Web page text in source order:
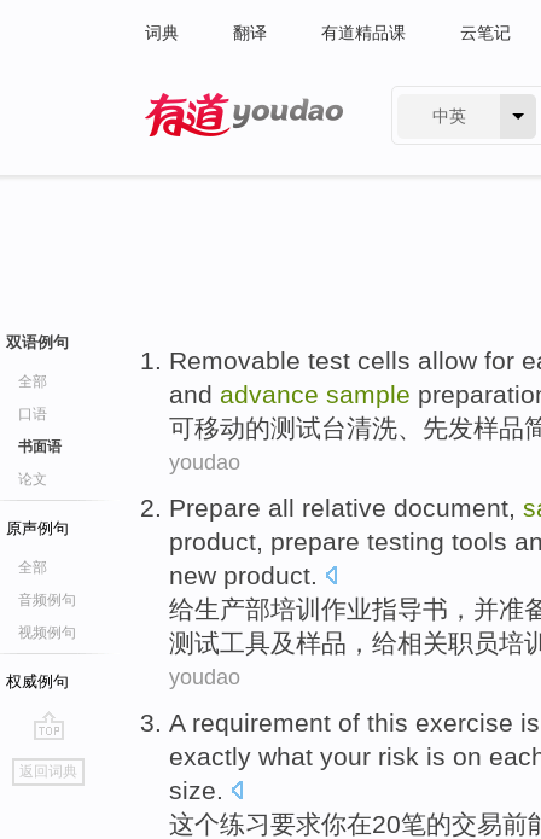
词典 翻译 有道精品课 云笔记
中英
双语例句
全部
口语
书面语
论文
原声例句
全部
音频例句
视频例句
权威例句
go
top
返回词典
Removable test cells allow for
and advance sample
可移动的测试台清洗、先发样品
youdao
Prepare all relative document,
product, prepare testing tools
new product.
给生产部培训 作业指导书，并准
测试工具及样品 ，给相关职员培
youdao
A requirement of this exercise
exactly what your risk is on
size.
这个练习要求你在20笔的交易前